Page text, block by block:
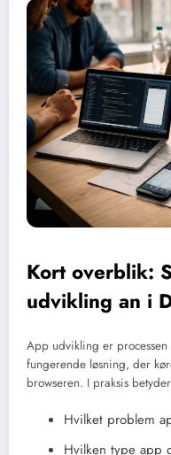
Kort overblik:
udvikling an i
App udvikling er
fungerende løsning, der
browseren. I praksis
Hvilket problem
Hvilken type app